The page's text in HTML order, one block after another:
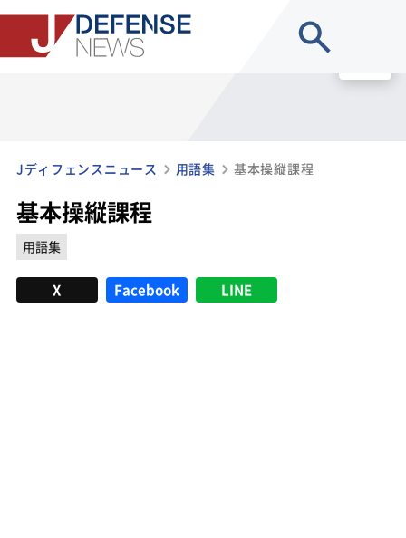
Jディフェンスニュース 用語集 基本操縦課程
基本操縦課程
用語集
X Facebook LINE